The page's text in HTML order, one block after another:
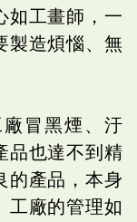
如工畫師，一
製造煩惱、無
冒黑煙、汙
品也達不到精
的產品，本身
工廠的管理如